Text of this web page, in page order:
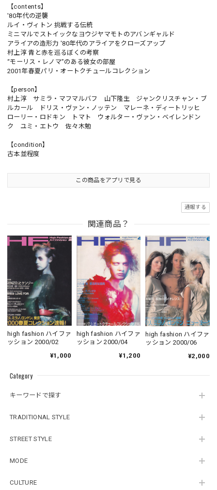
Category
キーワードで探す
TRADITIONAL STYLE
STREET STYLE
MODE
CULTURE
【contents】
'80年代の逆襲
ルイ・ヴィトン 挑戦する伝統
ミニマルでストイックなヨウジヤマモトのアバンギャルド
アライアの造形力 '80年代のアライアをクローズアップ
村上淳 青と赤を巡るぼくの考察
“モーリス・レノマ”のある彼女の部屋
2001年春夏パリ・オートクチュールコレクション
【person】
村上淳 サミラ・マフマルバフ 山下隆生 ジャンクリスチャン・ブ
ルカール ドリス・ヴァン・ノッテン マレーネ・ディートリッヒ
ローリー・ロドキン トマト ウォルター・ヴァン・ベイレンドン
ク ユミ・エトウ 佐々木勉
【condition】
古本並程度
この商品をアプリで見る
通報する
関連商品？
high fashion ハイファ
ッション 2000/02
¥1,000
high fashion ハイファ
ッション 2000/04
¥1,200
high fashion ハイファ
ッション 2000/06
¥2,000